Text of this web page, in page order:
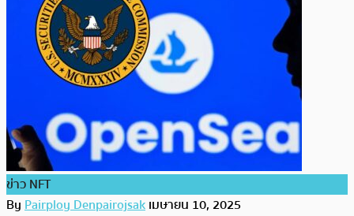
ข่าว NFT
ByPairploy Denpairojsakเมษายน 10, 2025